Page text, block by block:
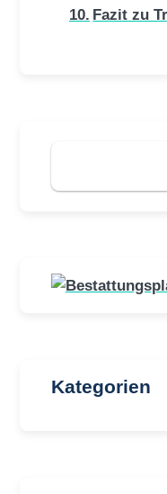
Fazit zu
Suchen
Kategorien